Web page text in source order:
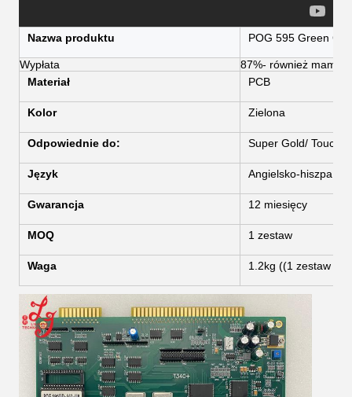
Nazwa produktu POG 595 Green
Wypłata
87%- również mamy
Materiał
PCB
Kolor Zielona
Odpowiednie do: Super Gold/ Touch
Język Angielsko-hiszpański
Gwarancja 12 miesięcy
MOQ 1 zestaw
Waga 1.2kg ((1 zestaw